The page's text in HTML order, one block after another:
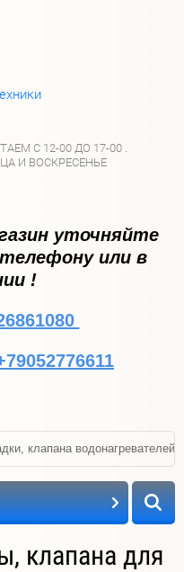
С 12-00 ДО 17-00 .
И ВОСКРЕСЕНЬЕ
уточняйте
или в
!
клапана водонагревателей
клапана для